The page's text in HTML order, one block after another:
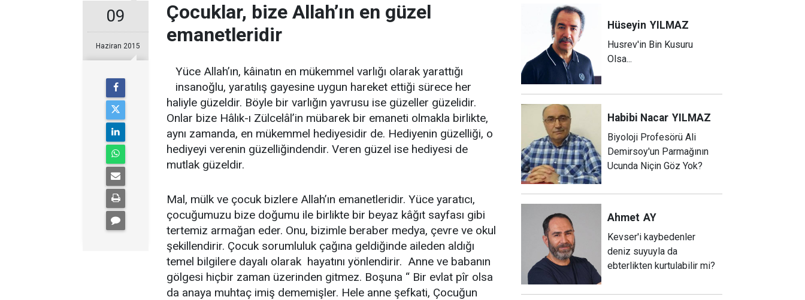
09
Haziran 2015
Çocuklar, bize Allah’ın en güzel
emanetleridir
Yüce Allah’ın, kâinatın en mükemmel varlığı olarak yarattığı
insanoğlu, yaratılış gayesine uygun hareket ettiği sürece her
haliyle güzeldir. Böyle bir varlığın yavrusu ise güzeller güzelidir.
Onlar bize Hâlık-ı Zülcelâl’in mübarek bir emaneti olmakla birlikte,
aynı zamanda, en mükemmel hediyesidir de. Hediyenin güzelliği, o
hediyeyi verenin güzelliğindendir. Veren güzel ise hediyesi de
mutlak güzeldir.
Mal, mülk ve çocuk bizlere Allah’ın emanetleridir. Yüce yaratıcı,
çocuğumuzu bize doğumu ile birlikte bir beyaz kâğıt sayfası gibi
tertemiz armağan eder. Onu, bizimle beraber medya, çevre ve okul
şekillendirir. Çocuk sorumluluk çağına geldiğinde aileden aldığı
temel bilgilere dayalı olarak hayatını yönlendirir. Anne ve babanın
gölgesi hiçbir zaman üzerinden gitmez. Boşuna “ Bir evlat pîr olsa
da anaya muhtaç imiş dememişler. Hele anne şefkati, Çocuğun
Hüseyin YILMAZ
Husrev'in Bin Kusuru
Olsa...
Habibi Nacar YILMAZ
Biyoloji Profesörü Ali
Demirsoy'un Parmağının
Ucunda Niçin Göz Yok?
Ahmet AY
Kevser'i kaybedenler
deniz suyuyla da
ebterlikten kurtulabilir mi?